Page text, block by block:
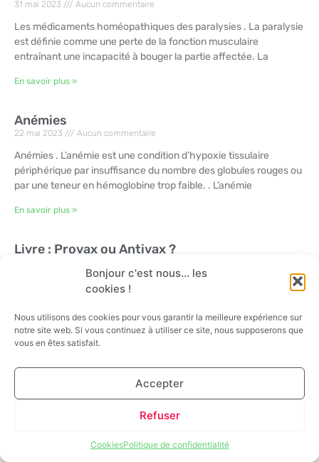
Bonjour c'est nous... les
cookies !
Nous utilisons des cookies pour vous garantir la meilleure expérience sur
notre site web. Si vous continuez à utiliser ce site, nous supposerons que
vous en êtes satisfait.
Accepter
Refuser
CookiesPolitique de confidentialité
31 mai 2023 Aucun commentaire
Les médicaments homéopathiques des paralysies . La paralysie
est définie comme une perte de la fonction musculaire
entraînant une incapacité à bouger la partie affectée. La
En savoir plus »
Anémies
22 mai 2023 Aucun commentaire
Anémies . L’anémie est une condition d’hypoxie tissulaire
périphérique par insuffisance du nombre des globules rouges ou
par une teneur en hémoglobine trop faible. . L’anémie
En savoir plus »
Livre : Provax ou Antivax ?
Provax ou Antivax, un dialogue difficile ! . Les vaccins, histoire,
……………………………………………………………………………………9 Chapitre 1. Les
maladies infectieuses
Les alcaloïdes de Beljanski
produits sont en nombre limité : PAO V ou PAO FM … cytostatique